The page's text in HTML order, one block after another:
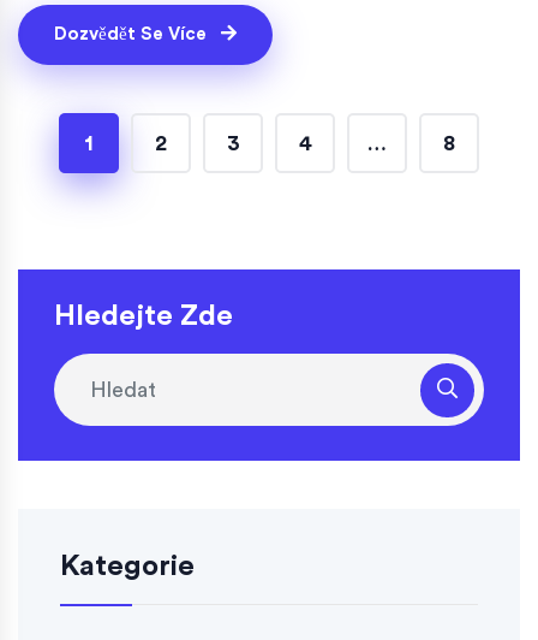
Dozvědět Se Více
1 2 3 4 … 8
Hledejte Zde
Kategorie